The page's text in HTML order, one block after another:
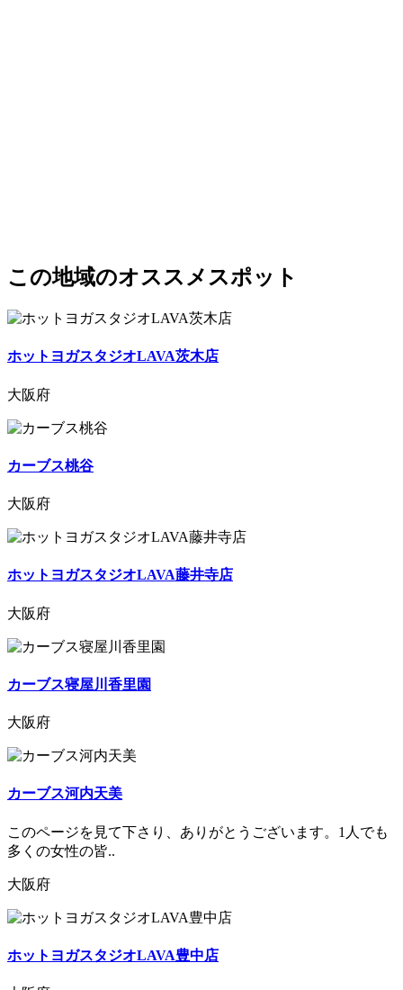
この地域のオススメスポット
ホットヨガスタジオLAVA茨木店
大阪府
カーブス桃谷
大阪府
ホットヨガスタジオLAVA藤井寺店
大阪府
カーブス寝屋川香里園
大阪府
カーブス河内天美
このページを見て下さり、ありがとうございます。1人でも
多くの女性の皆..
大阪府
ホットヨガスタジオLAVA豊中店